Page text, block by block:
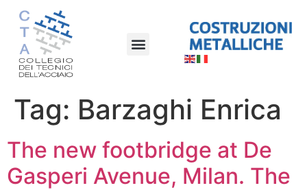
Tag: Barzaghi Enrica
The new footbridge at De
Gasperi Avenue, Milan. The